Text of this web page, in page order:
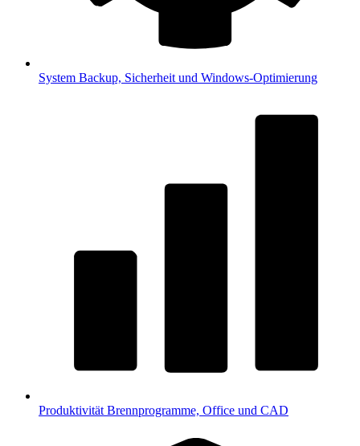
System Backup, Sicherheit und Windows-Optimierung
Produktivität Brennprogramme, Office und CAD